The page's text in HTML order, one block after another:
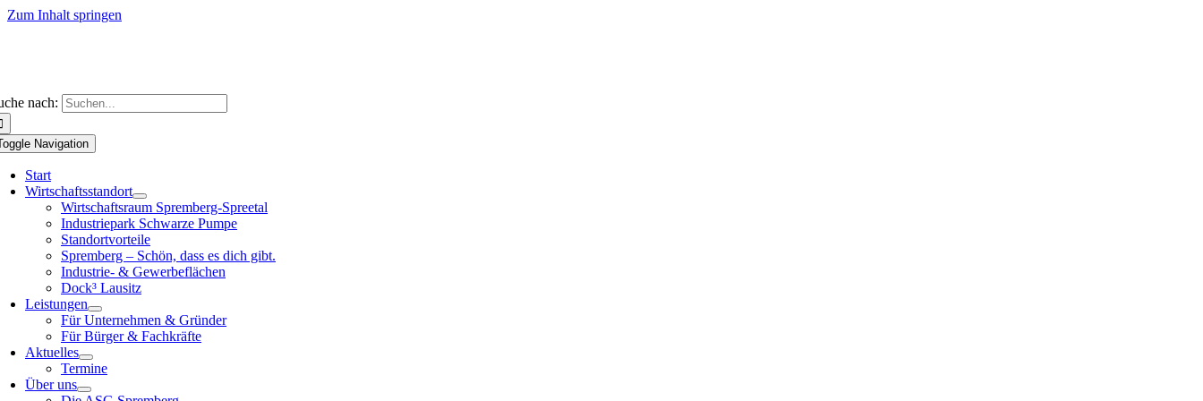
Zum Inhalt springen
nach:
Navigation
Start
Wirtschaftsstandort
Wirtschaftsraum Spremberg-Spreetal
Industriepark Schwarze Pumpe
Standortvorteile
Spremberg – Schön, dass es dich gibt.
Industrie- & Gewerbeflächen
Dock³ Lausitz
Leistungen
Für Unternehmen & Gründer
Für Bürger & Fachkräfte
Aktuelles
Termine
Über uns